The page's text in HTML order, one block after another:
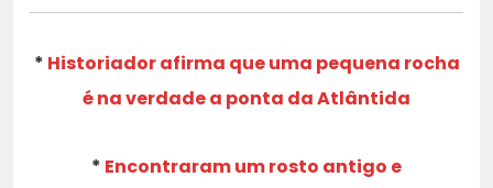
* Historiador afirma que uma pequena rocha
é na verdade a ponta da Atlântida
* Encontraram um rosto antigo e